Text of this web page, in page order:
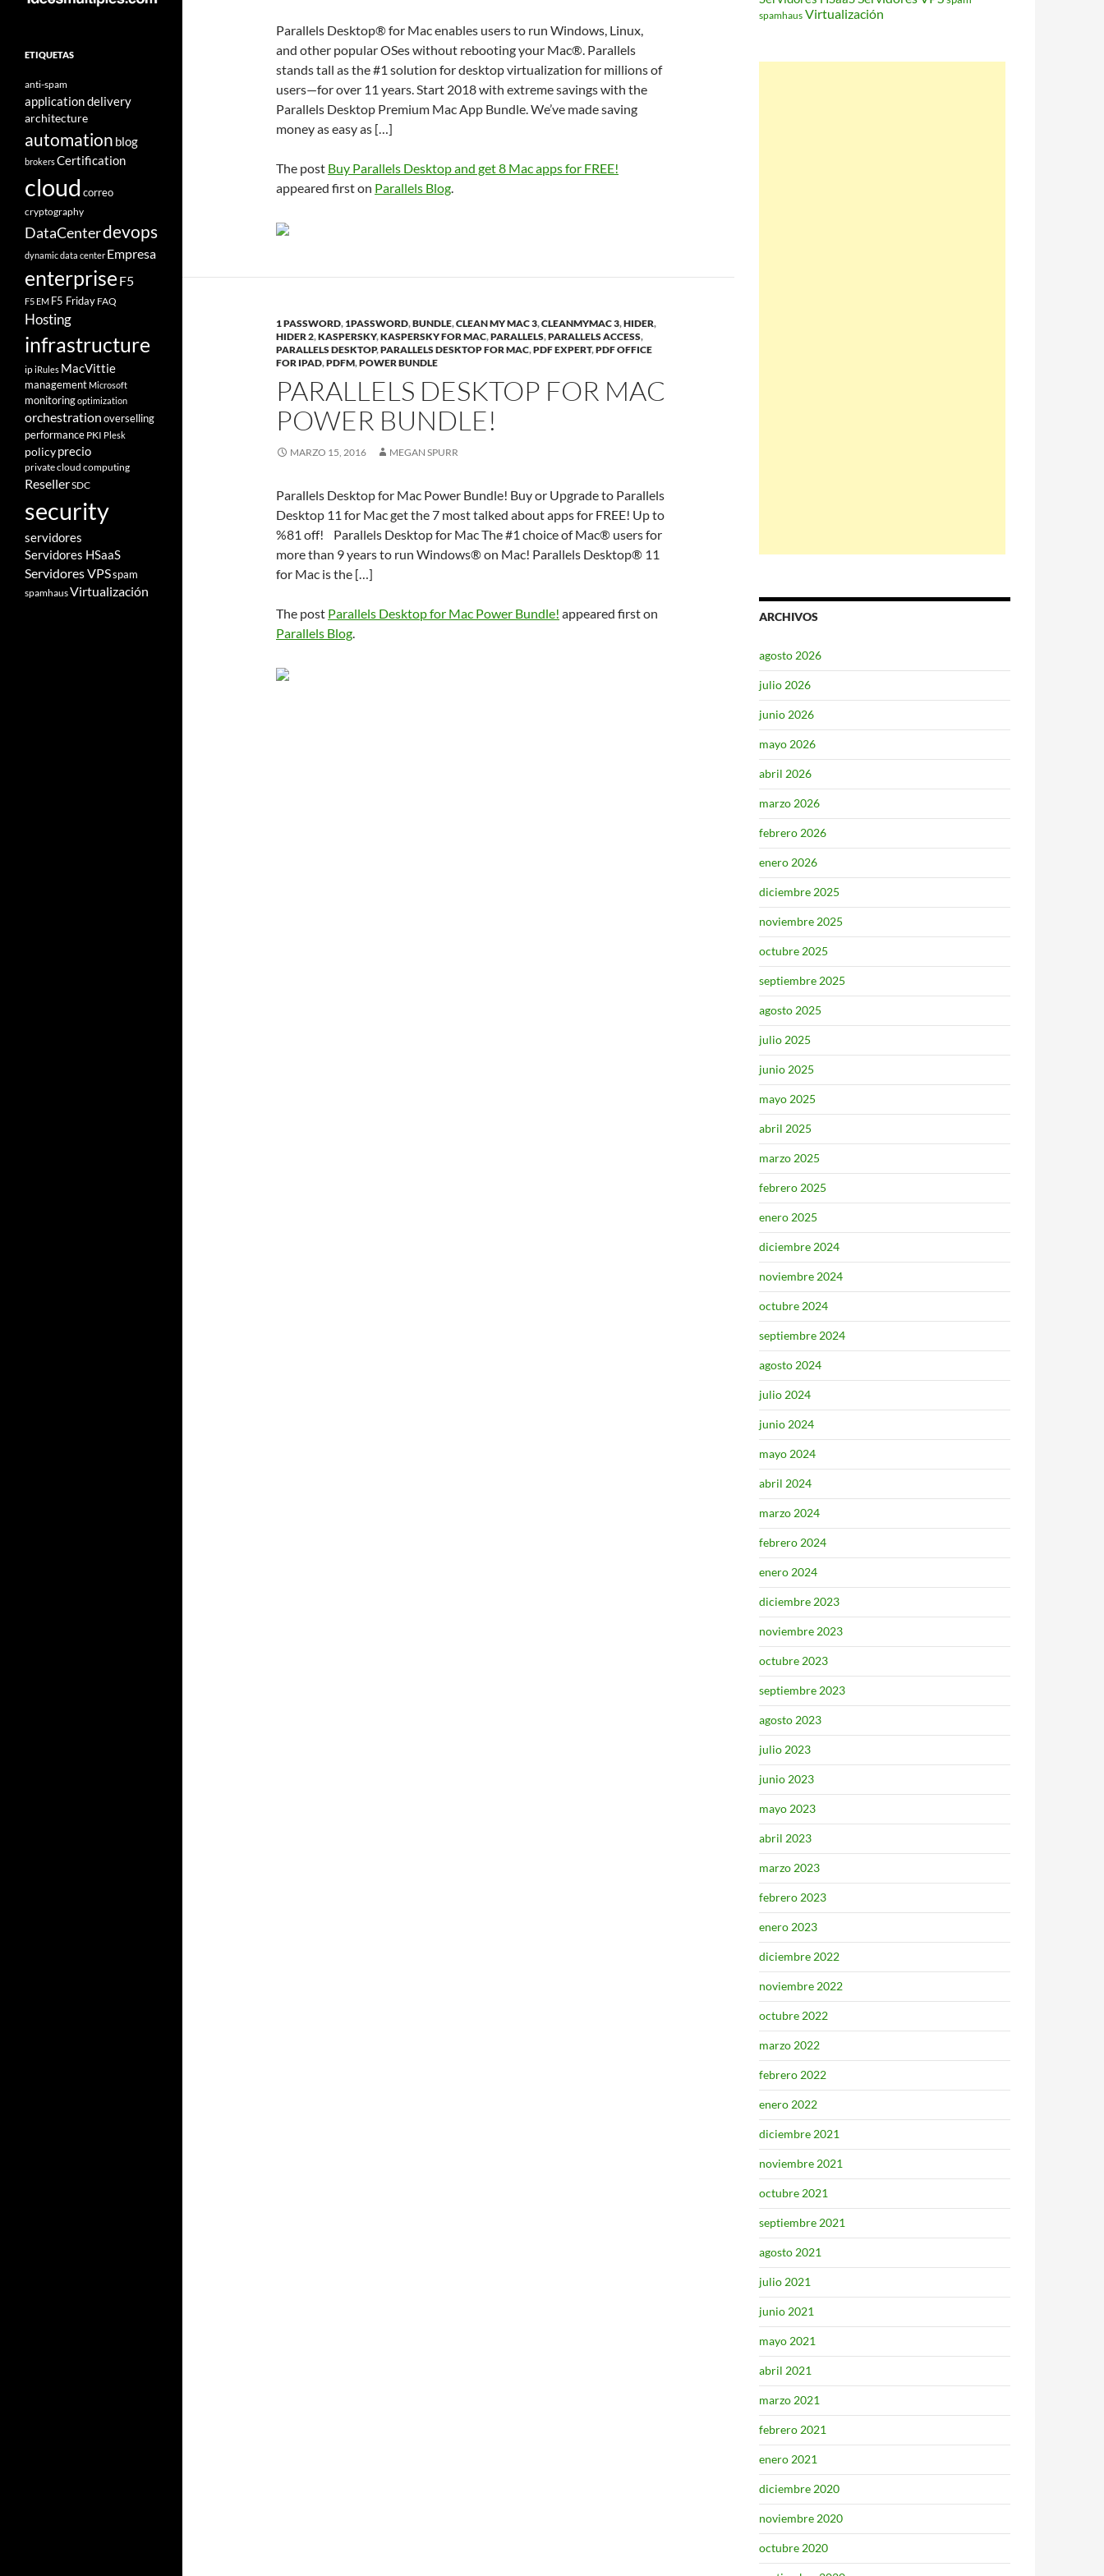
Parallels Desktop® for Mac enables users to run Windows, Linux,
and other popular OSes without rebooting your Mac®. Parallels
stands tall as the #1 solution for desktop virtualization for millions of
users—for over 11 years. Start 2018 with extreme savings with the
Parallels Desktop Premium Mac App Bundle. We’ve made saving
money as easy as […]
The post Buy Parallels Desktop and get 8 Mac apps for FREE!
appeared first on Parallels Blog.
1 PASSWORD, 1PASSWORD,BUNDLE,CLEAN MY MAC 3,CLEANMYMAC 3,HIDER,
HIDER 2,KASPERSKY,KASPERSKY FOR MAC,PARALLELS,PARALLELS ACCESS,
PARALLELS DESKTOP,PARALLELS DESKTOP FOR MAC,PDF EXPERT,PDF OFFICE
FOR IPAD,PDFM,POWER BUNDLE
PARALLELS DESKTOP FOR MAC
POWER BUNDLE!
MARZO 15, 2016 MEGAN SPURR
Parallels Desktop for Mac Power Bundle! Buy or Upgrade to Parallels
Desktop 11 for Mac get the 7 most talked about apps for FREE! Up to
%81 off! Parallels Desktop for Mac The #1 choice of Mac® users for
more than 9 years to run Windows® on Mac! Parallels Desktop® 11
for Mac is the […]
The post Parallels Desktop for Mac Power Bundle! appeared first on
Parallels Blog.
spamhaus Virtualización
ARCHIVOS
agosto 2026
julio 2026
junio 2026
mayo 2026
abril 2026
marzo 2026
febrero 2026
enero 2026
diciembre 2025
noviembre 2025
octubre 2025
septiembre 2025
agosto 2025
julio 2025
junio 2025
mayo 2025
abril 2025
marzo 2025
febrero 2025
enero 2025
diciembre 2024
noviembre 2024
octubre 2024
septiembre 2024
agosto 2024
julio 2024
junio 2024
mayo 2024
abril 2024
marzo 2024
febrero 2024
enero 2024
diciembre 2023
noviembre 2023
octubre 2023
septiembre 2023
agosto 2023
julio 2023
junio 2023
mayo 2023
abril 2023
marzo 2023
febrero 2023
enero 2023
diciembre 2022
noviembre 2022
octubre 2022
marzo 2022
febrero 2022
enero 2022
diciembre 2021
noviembre 2021
octubre 2021
septiembre 2021
agosto 2021
julio 2021
junio 2021
mayo 2021
abril 2021
marzo 2021
febrero 2021
enero 2021
diciembre 2020
noviembre 2020
octubre 2020
ETIQUETAS
anti-spam
application delivery
architecture
automation blog
brokersCertification
cloud correo
cryptography
DataCenterdevops
dynamic data center Empresa
enterprise F5
F5 EM F5 Friday FAQ
Hosting
infrastructure
ipiRules MacVittie
management Microsoft
monitoringoptimization
orchestrationoverselling
performance PKI Plesk
policyprecio
private cloud computing
ResellerSDC
security
servidores
Servidores HSaaS
Servidores VPSspam
spamhausVirtualización